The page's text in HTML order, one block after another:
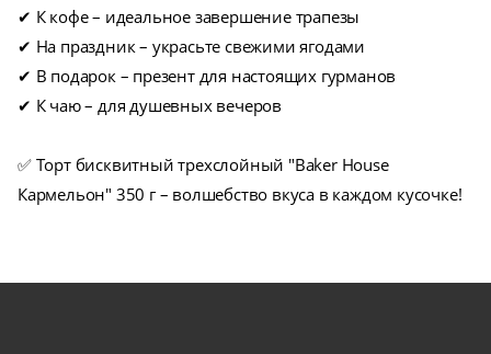
✔ К кофе – идеальное завершение трапезы
✔ На праздник – украсьте свежими ягодами
✔ В подарок – презент для настоящих гурманов
✔ К чаю – для душевных вечеров
✅ Торт бисквитный трехслойный "Baker House
Кармельон" 350 г – волшебство вкуса в каждом кусочке!